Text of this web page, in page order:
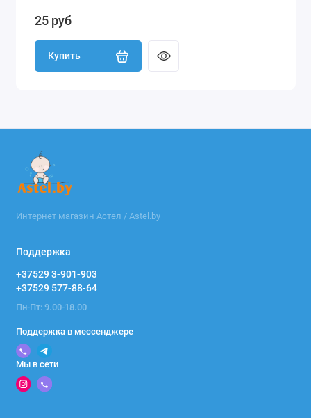
25 руб
Купить
Интернет магазин Астел / Astel.by
Поддержка
+37529 3-901-903
+37529 577-88-64
Пн-Пт: 9.00-18.00
Поддержка в мессенджере
Мы в сети